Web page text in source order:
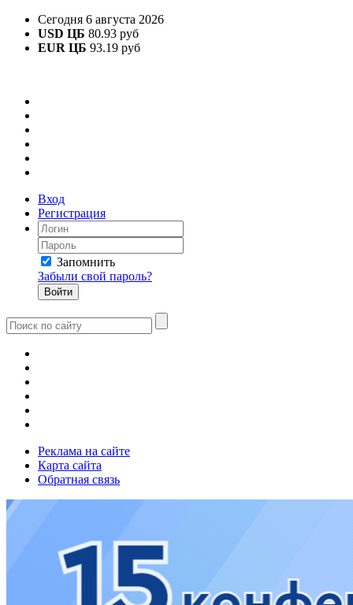
Сегодня 6 августа 2026
USD ЦБ 80.93 руб
EUR ЦБ 93.19 руб
Вход
Регистрация
Запомнить
Забыли свой пароль?
Реклама на сайте
Карта сайта
Обратная связь